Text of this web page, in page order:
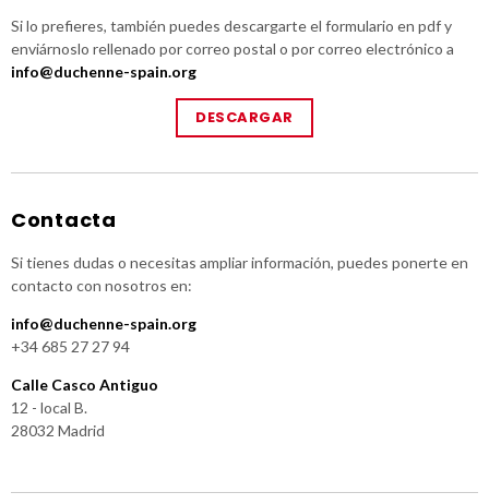
Si lo prefieres, también puedes descargarte el formulario en pdf y
enviárnoslo rellenado por correo postal o por correo electrónico a
info@duchenne-spain.org
DESCARGAR
Contacta
Si tienes dudas o necesitas ampliar información, puedes ponerte en
contacto con nosotros en:
info@duchenne-spain.org
+34 685 27 27 94
Calle Casco Antiguo
12 - local B.
28032 Madrid